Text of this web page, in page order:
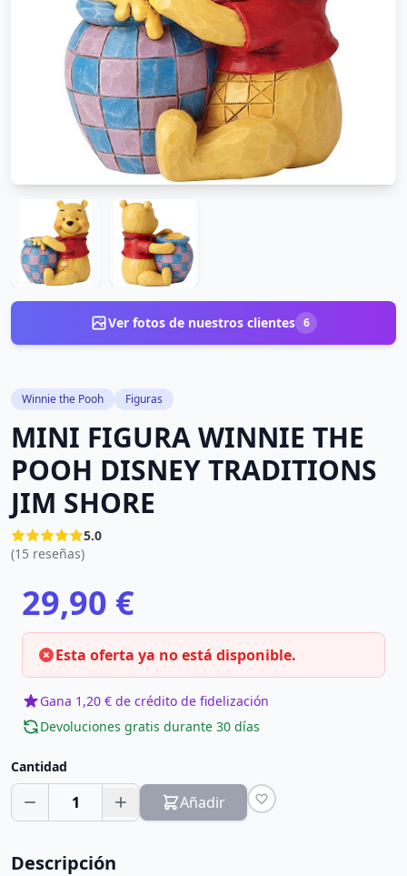
Ver fotos de nuestros clientes 6
Winnie the Pooh Figuras
MINI FIGURA WINNIE THE
POOH DISNEY TRADITIONS
JIM SHORE
5.0
(15 reseñas)
29,90 €
Esta oferta ya no está disponible.
Gana 1,20 € de crédito de fidelización
Devoluciones gratis durante 30 días
Cantidad
1 Añadir
Descripción